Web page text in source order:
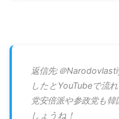
返信先:＠
したとYouTubeで流
党安倍派や参政党も
しょうね！